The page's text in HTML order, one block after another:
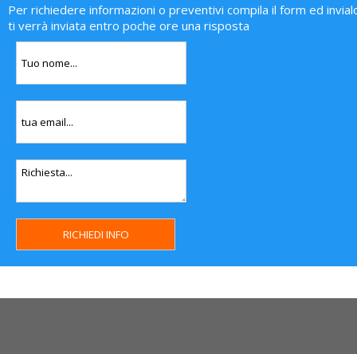
Per richiedere informazioni o preventivi compila il form ed
ti verrà inviata entro poche ore una risposta